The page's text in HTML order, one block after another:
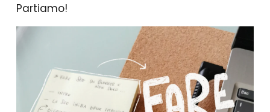
Partiamo!